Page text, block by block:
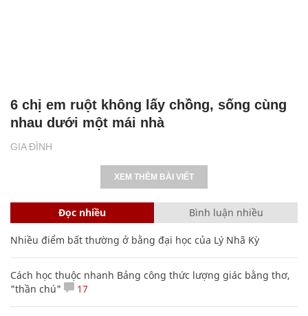
GIA ĐÌNH
6 chị em ruột không lấy chồng, sống cùng
nhau dưới một mái nhà
XEM THÊM BÀI VIẾT
Đọc nhiều Bình luận nhiều
Nhiều điểm bất thường ở bằng đại học của Lý Nhã Kỳ
Cách học thuộc nhanh Bảng công thức lượng giác bằng thơ,
"thần chú"
17